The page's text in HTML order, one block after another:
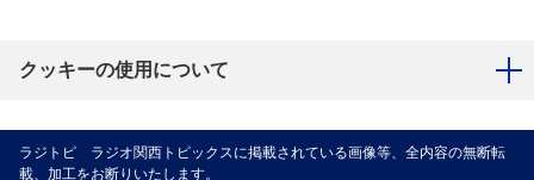
クッキーの使用について
ラジトピ ラジオ関西トピックスに掲載されている画像等、全内容の無断転
載、加工をお断りいたします。